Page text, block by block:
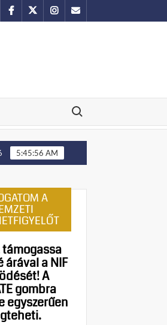
Facebook
TwitterInstagram
Email
Search for:
nyugati területei előbb-utóbb
5:45:57 AM
A
árával a NIF
A
gombra
egyszerűen